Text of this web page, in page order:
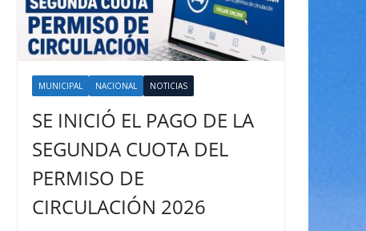
MUNICIPAL NACIONAL NOTICIAS
SE INICIÓ EL PAGO DE LA
SEGUNDA CUOTA DEL
PERMISO DE
CIRCULACIÓN 2026